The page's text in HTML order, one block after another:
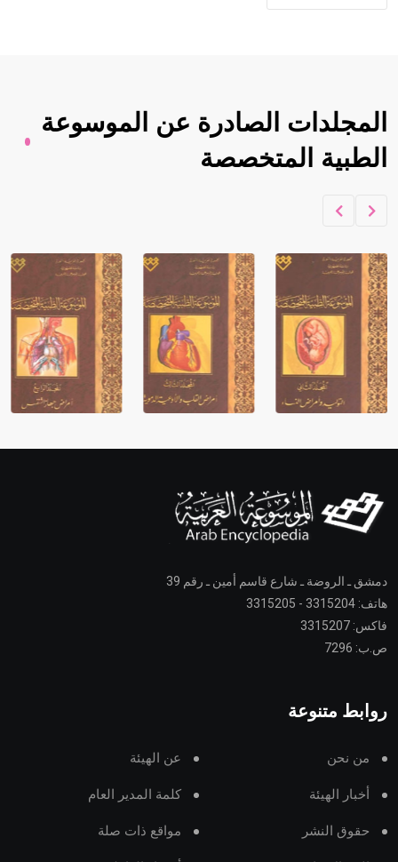
المجلدات الصادرة عن الموسوعة
الطبية المتخصصة
دمشق ـ الروضة ـ شارع قاسم أمين ـ رقم 39
هاتف: 3315204 - 3315205
فاكس: 3315207
ص.ب: 7296
روابط متنوعة
من نحن عن الهيئة
أخبار الهيئة كلمة المدير العام
حقوق النشر مواقع ذات صلة